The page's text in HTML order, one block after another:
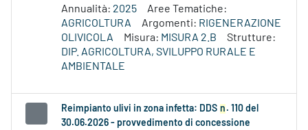
Annualità: 2025
Aree Tematiche:
AGRICOLTURA
Argomenti: RIGENERAZIONE
OLIVICOLA
Misura: MISURA 2.B
Strutture:
DIP. AGRICOLTURA, SVILUPPO RURALE E
AMBIENTALE
Reimpianto ulivi in zona infetta: DDS n . 110 del
30.06.2026 - provvedimento di concessione